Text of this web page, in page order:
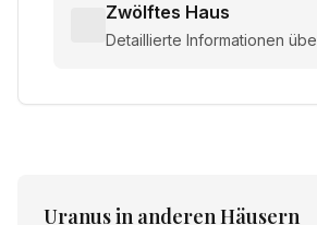
Zwölftes Haus
Detaillierte Informationen
Uranusin anderen Häusern